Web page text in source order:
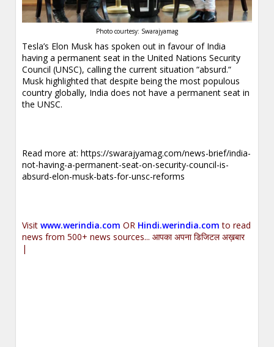
Photo courtesy: Swarajyamag
Tesla’s Elon Musk has spoken out in favour of India
having a permanent seat in the United Nations Security
Council (UNSC), calling the current situation “absurd.“
Musk highlighted that despite being the most populous
country globally, India does not have a permanent seat in
the UNSC.
Read more at:https://swarajyamag.com/news-brief/india-
not-having-a-permanent-seat-on-security-council-is-
absurd-elon-musk-bats-for-unsc-reforms
Visitwww.werindia.com OR Hindi.werindia.com to read
news from 500+ news sources... आपका अपना डिजिटल अख़बार
|